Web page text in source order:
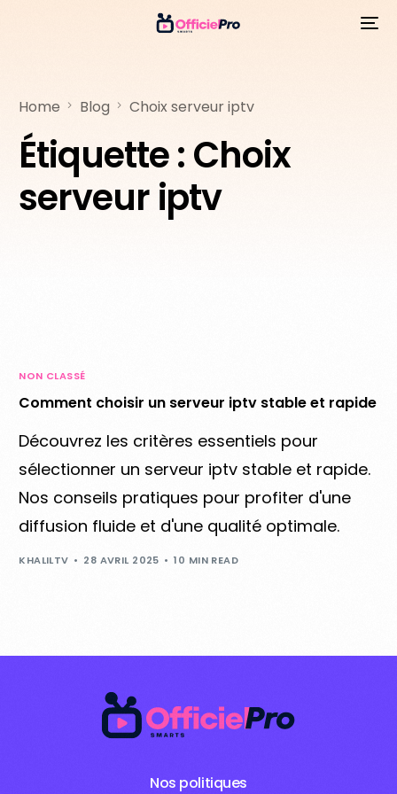
Home Blog Choix serveur iptv
Étiquette :Choix
serveur iptv
NON CLASSÉ
Comment choisir un serveur iptv stable et rapide
Découvrez les critères essentiels pour
sélectionner un serveur iptv stable et rapide.
Nos conseils pratiques pour profiter d'une
diffusion fluide et d'une qualité optimale.
KHALILTV 28 AVRIL 2025 10 MIN READ
Nos politiques